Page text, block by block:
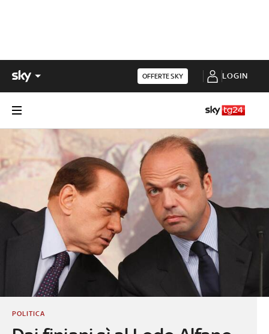
OFFERTE SKY LOGIN
POLITICA